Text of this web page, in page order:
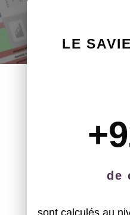
LE
de